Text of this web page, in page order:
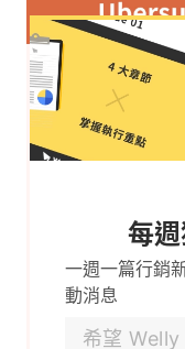
每週
一週一篇行銷
動消息